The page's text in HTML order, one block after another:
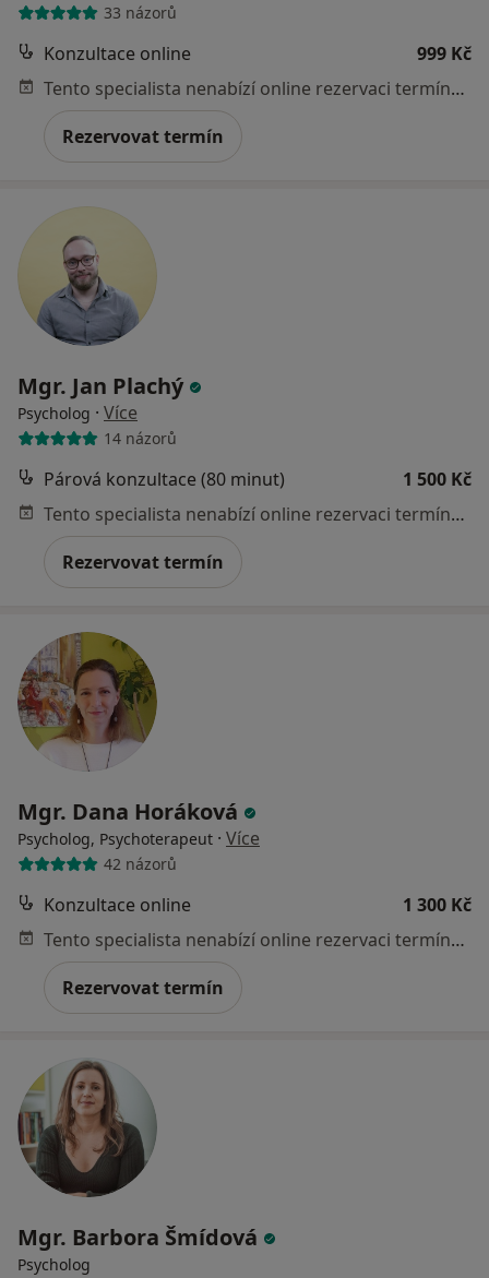
33 názorů
Konzultace online
999 Kč
Tento specialista nenabízí online rezervaci termínu na této adrese.
Rezervovat termín
Mgr. Jan Plachý
Psycholog · Více
14 názorů
Párová konzultace (80 minut)
1 500 Kč
Tento specialista nenabízí online rezervaci termínu na této adrese.
Rezervovat termín
Mgr. Dana Horáková
Psycholog, Psychoterapeut · Více
42 názorů
Konzultace online
1 300 Kč
Tento specialista nenabízí online rezervaci termínu na této adrese.
Rezervovat termín
Mgr. Barbora Šmídová
Psycholog